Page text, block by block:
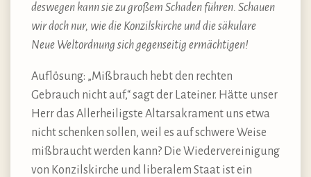
deswegen kann sie zu großem Schaden führen. Schauen
wir doch nur, wie die Konzilskirche und die säkulare
Neue Weltordnung sich gegenseitig ermächtigen!
Auflösung: „Mißbrauch hebt den rechten
Gebrauch nicht auf,“ sagt der Lateiner. Hätte unser
Herr das Allerheiligste Altarsakrament uns etwa
nicht schenken sollen, weil es auf schwere Weise
mißbraucht werden kann? Die Wiedervereinigung
von Konzilskirche und liberalem Staat ist ein